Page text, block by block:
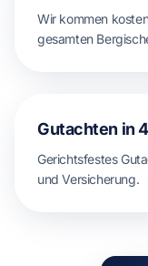
Wir kommen
gesamten
Gutachten in
Gerichtsfestes
und Versicherung.